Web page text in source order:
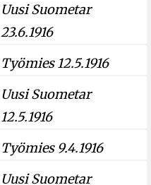
Uusi Suometar
23.6.1916
Työmies 12.5.1916
Uusi Suometar
12.5.1916
Työmies 9.4.1916
Uusi Suometar